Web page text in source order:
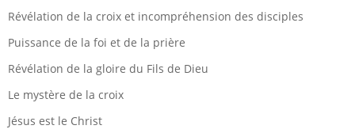
Révélation de la croix et incompréhension des disciples
Puissance de la foi et de la prière
Révélation de la gloire du Fils de Dieu
Le mystère de la croix
Jésus est le Christ